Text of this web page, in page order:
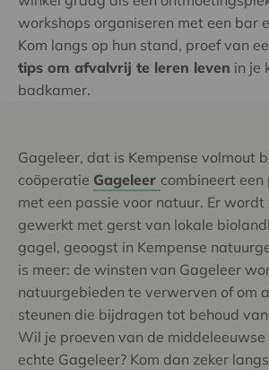
workshops organiseren met een bar
Kom langs op hun stand, proef van
tips om afvalvrij te leren leven in je
badkamer.
Gageleer, dat is Kempense volmout
coöperatie Gageleer combineert
met een passie voor natuur. Er
gewerkt met gerst van lokale
gagel, geoogst in Kempense
is meer: de winsten van Gageleer
natuurgebieden te verwerven of om
steunen die bijdragen tot behoud
Wil je proeven van de middeleeuwse
echte Gageleer? Kom dan zeker